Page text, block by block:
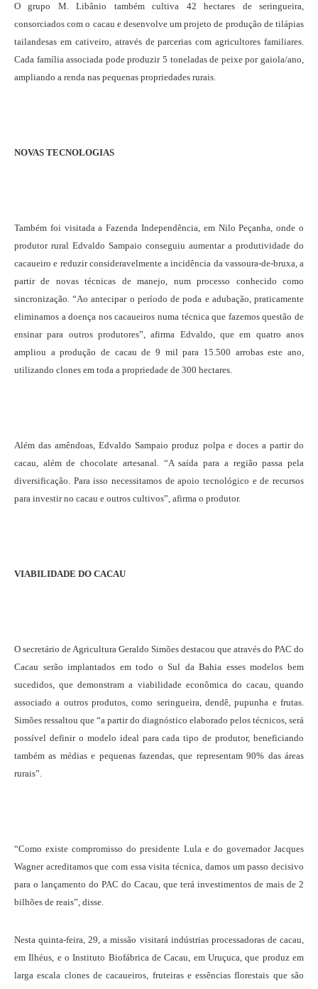
O grupo M. Libânio também cultiva 42 hectares de seringueira,
consorciados com o cacau e desenvolve um projeto de produção de tilápias
tailandesas em cativeiro, através de parcerias com agricultores familiares.
Cada família associada pode produzir 5 toneladas de peixe por gaiola/ano,
ampliando a renda nas pequenas propriedades rurais.
NOVAS TECNOLOGIAS
Também foi visitada a Fazenda Independência, em Nilo Peçanha, onde o
produtor rural Edvaldo Sampaio conseguiu aumentar a produtividade do
cacaueiro e reduzir consideravelmente a incidência da vassoura-de-bruxa, a
partir de novas técnicas de manejo, num processo conhecido como
sincronização. “Ao antecipar o período de poda e adubação, praticamente
eliminamos a doença nos cacaueiros numa técnica que fazemos questão de
ensinar para outros produtores”, afirma Edvaldo, que em quatro anos
ampliou a produção de cacau de 9 mil para 15.500 arrobas este ano,
utilizando clones em toda a propriedade de 300 hectares.
Além das amêndoas, Edvaldo Sampaio produz polpa e doces a partir do
cacau, além de chocolate artesanal. “A saída para a região passa pela
diversificação. Para isso necessitamos de apoio tecnológico e de recursos
para investir no cacau e outros cultivos”, afirma o produtor.
VIABILIDADE DO CACAU
O secretário de Agricultura Geraldo Simões destacou que através do PAC do
Cacau serão implantados em todo o Sul da Bahia esses modelos bem
sucedidos, que demonstram a viabilidade econômica do cacau, quando
associado a outros produtos, como seringueira, dendê, pupunha e frutas.
Simões ressaltou que “a partir do diagnóstico elaborado pelos técnicos, será
possível definir o modelo ideal para cada tipo de produtor, beneficiando
também as médias e pequenas fazendas, que representam 90% das áreas
rurais”.
“Como existe compromisso do presidente Lula e do governador Jacques
Wagner acreditamos que com essa visita técnica, damos um passo decisivo
para o lançamento do PAC do Cacau, que terá investimentos de mais de 2
bilhões de reais”, disse.
Nesta quinta-feira, 29, a missão visitará indústrias processadoras de cacau,
em Ilhéus, e o Instituto Biofábrica de Cacau, em Uruçuca, que produz em
larga escala clones de cacaueiros, fruteiras e essências florestais que são